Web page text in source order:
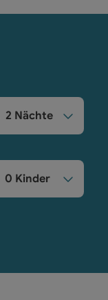
2 Nächte
0 Kinder